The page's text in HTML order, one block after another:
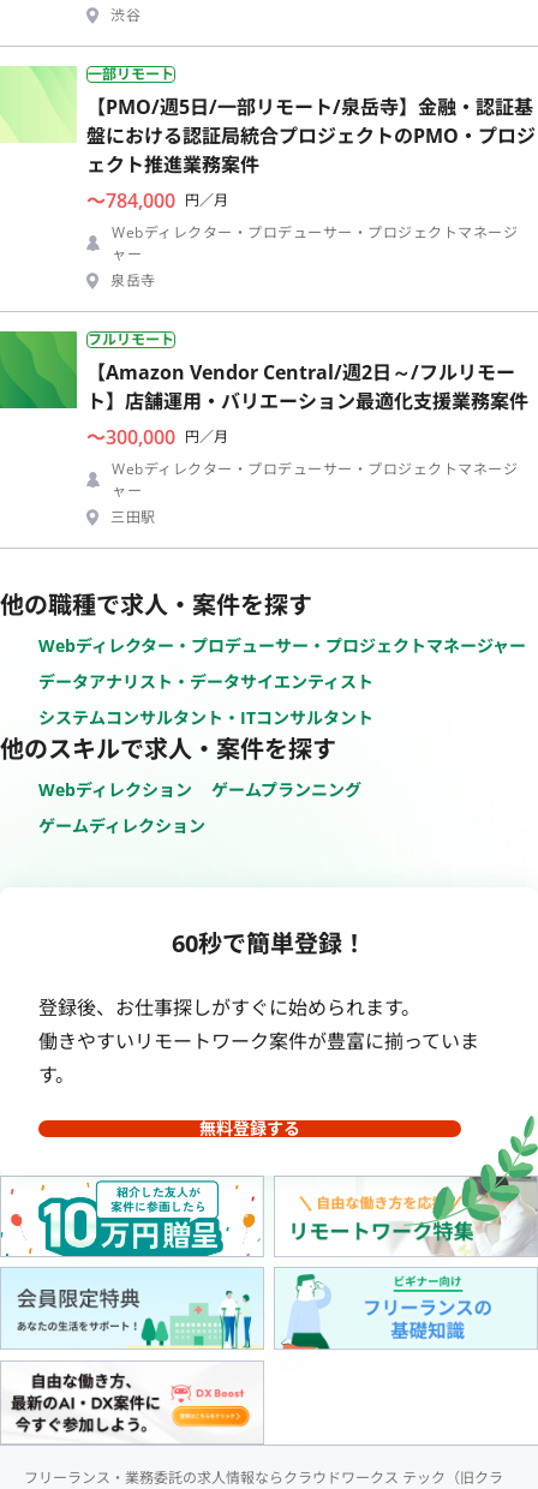
渋谷
一部リモート
【PMO/週5日/一部リモート/泉岳寺】金融・認証基
盤における認証局統合プロジェクトのPMO・プロジ
ェクト推進業務案件
〜784,000 円／月
Webディレクター・プロデューサー・プロジェクトマネージ
ャー
泉岳寺
フルリモート
【Amazon Vendor Central/週2日～/フルリモー
ト】店舗運用・バリエーション最適化支援業務案件
〜300,000 円／月
Webディレクター・プロデューサー・プロジェクトマネージ
ャー
三田駅
他の職種で求人・案件を探す
Webディレクター・プロデューサー・プロジェクトマネージャー
データアナリスト・データサイエンティスト
システムコンサルタント・ITコンサルタント
他のスキルで求人・案件を探す
Webディレクション
ゲームプランニング
ゲームディレクション
60秒で簡単登録！
登録後、お仕事探しがすぐに始められます。
働きやすいリモートワーク案件が豊富に揃っていま
す。
無料登録する
フリーランス・業務委託の求人情報ならクラウドワークス テック（旧クラ